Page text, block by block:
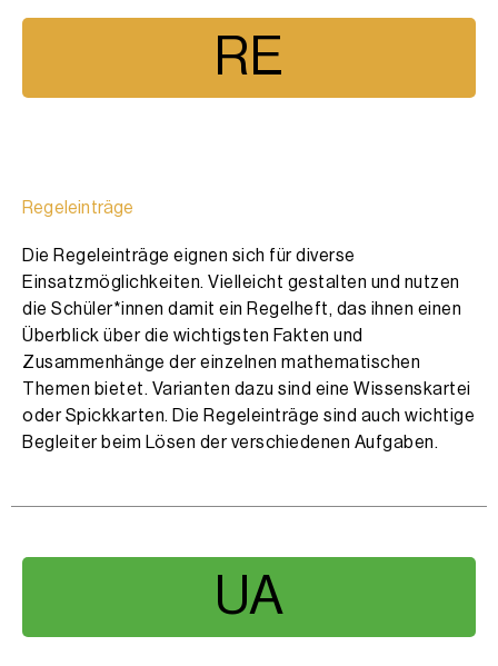
RE
Regeleinträge
Die Regeleinträge eignen sich für diverse
Einsatzmöglichkeiten. Vielleicht gestalten und nutzen
die Schüler*innen damit ein Regelheft, das ihnen einen
Überblick über die wichtigsten Fakten und
Zusammenhänge der einzelnen mathematischen
Themen bietet. Varianten dazu sind eine Wissenskartei
oder Spickkarten. Die Regeleinträge sind auch wichtige
Begleiter beim Lösen der verschiedenen Aufgaben.
UA